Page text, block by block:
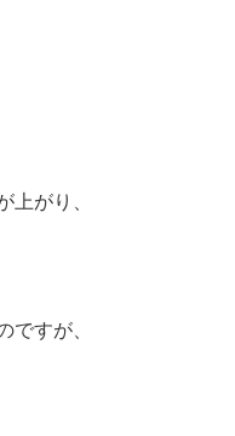
上がり、
ですが、